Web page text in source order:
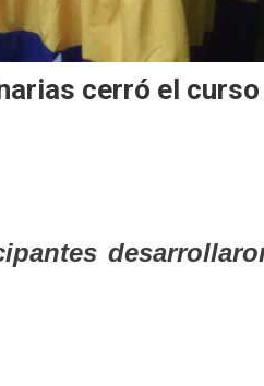
cerró el curso